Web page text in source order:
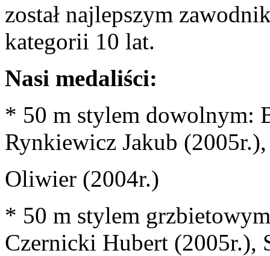
został najlepszym
kategorii 10 lat.
Nasi medaliści:
* 50 m stylem dowolnym:
Rynkiewicz Jakub
Oliwier (2004r.)
* 50 m stylem
Czernicki Hubert (2005r.),